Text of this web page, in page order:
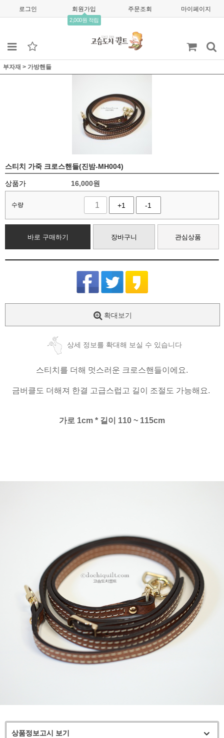
로그인 회원가입
2,000원 적립
주문조회 마이페이지
부자재 > 가방핸들
스티치 가죽 크로스핸들(진밤-MH004)
상품가 16,000원
수량 +1 -1
바로 구매하기 장바구니 관심상품
확대보기
상세 정보를 확대해 보실 수 있습니다
스티치를 더해 멋스러운 크로스핸들이에요.
금버클도 더해져 한결 고급스럽고 길이 조절도 가능해요.
가로 1cm * 길이 110 ~ 115cm
상품정보고시 보기